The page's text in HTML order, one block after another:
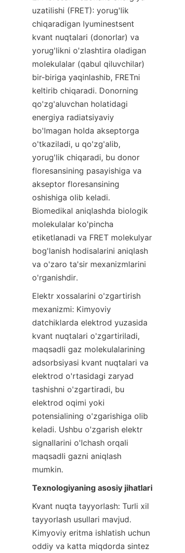
uzatilishi (FRET): yorug'lik
chiqaradigan lyuminestsent
kvant nuqtalari (donorlar) va
yorug'likni o'zlashtira oladigan
molekulalar (qabul qiluvchilar)
bir-biriga yaqinlashib, FRETni
keltirib chiqaradi. Donorning
qo'zg'aluvchan holatidagi
energiya radiatsiyaviy
bo'lmagan holda akseptorga
o'tkaziladi, u qo'zg'alib,
yorug'lik chiqaradi, bu donor
floresansining pasayishiga va
akseptor floresansining
oshishiga olib keladi.
Biomedikal aniqlashda biologik
molekulalar ko'pincha
etiketlanadi va FRET molekulyar
bog'lanish hodisalarini aniqlash
va o'zaro ta'sir mexanizmlarini
o'rganishdir.
Elektr xossalarini o'zgartirish
mexanizmi: Kimyoviy
datchiklarda elektrod yuzasida
kvant nuqtalari o'zgartiriladi,
maqsadli gaz molekulalarining
adsorbsiyasi kvant nuqtalari va
elektrod o'rtasidagi zaryad
tashishni o'zgartiradi, bu
elektrod oqimi yoki
potensialining o'zgarishiga olib
keladi. Ushbu o'zgarish elektr
signallarini o'lchash orqali
maqsadli gazni aniqlash
mumkin.
Texnologiyaning asosiy jihatlari
Kvant nuqta tayyorlash: Turli xil
tayyorlash usullari mavjud.
Kimyoviy eritma ishlatish uchun
oddiy va katta miqdorda sintez